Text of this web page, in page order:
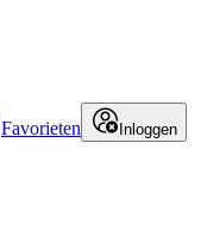
Favorieten Inloggen